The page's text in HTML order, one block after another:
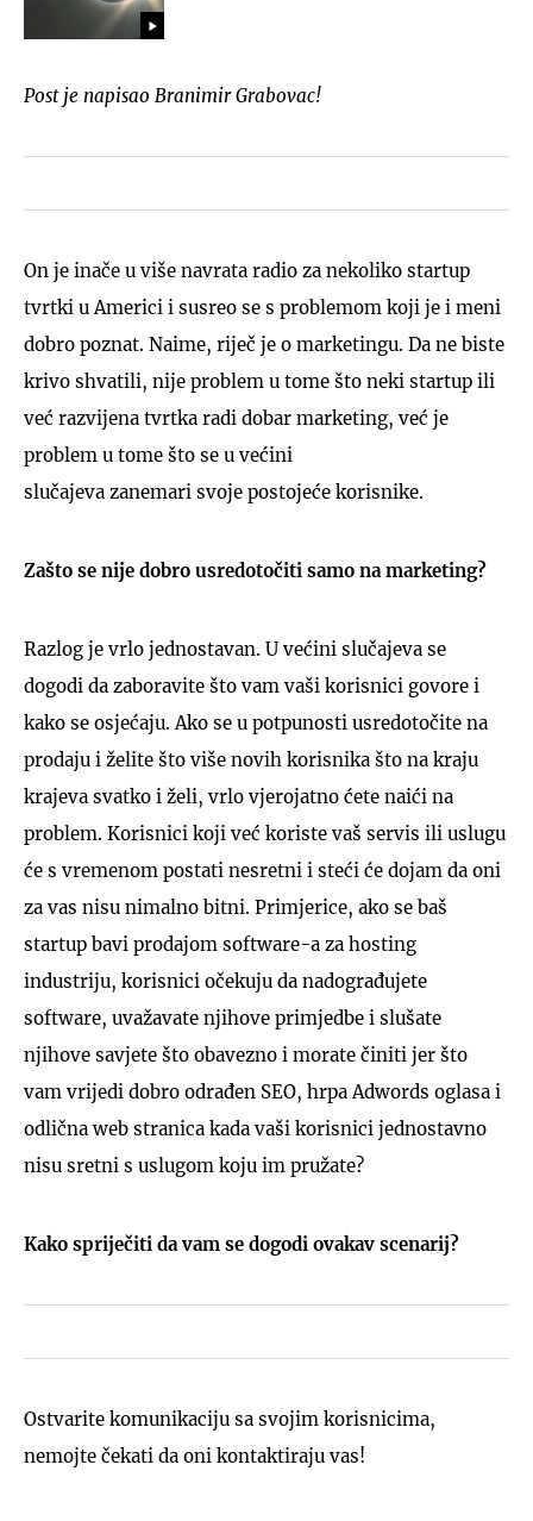
Post je napisao Branimir Grabovac!
On je inače u više navrata radio za nekoliko startup
tvrtki u Americi i susreo se s problemom koji je i meni
dobro poznat. Naime, riječ je o marketingu. Da ne biste
krivo shvatili, nije problem u tome što neki startup ili
već razvijena tvrtka radi dobar marketing, već je
problem u tome što se u većini
slučajeva zanemari svoje postojeće korisnike.
Zašto se nije dobro usredotočiti samo na marketing?
Razlog je vrlo jednostavan. U većini slučajeva se
dogodi da zaboravite što vam vaši korisnici govore i
kako se osjećaju. Ako se u potpunosti usredotočite na
prodaju i želite što više novih korisnika što na kraju
krajeva svatko i želi, vrlo vjerojatno ćete naići na
problem. Korisnici koji već koriste vaš servis ili uslugu
će s vremenom postati nesretni i steći će dojam da oni
za vas nisu nimalno bitni. Primjerice, ako se baš
startup bavi prodajom software-a za hosting
industriju, korisnici očekuju da nadograđujete
software, uvažavate njihove primjedbe i slušate
njihove savjete što obavezno i morate činiti jer što
vam vrijedi dobro odrađen SEO, hrpa Adwords oglasa i
odlična web stranica kada vaši korisnici jednostavno
nisu sretni s uslugom koju im pružate?
Kako spriječiti da vam se dogodi ovakav scenarij?
Ostvarite komunikaciju sa svojim korisnicima,
nemojte čekati da oni kontaktiraju vas!